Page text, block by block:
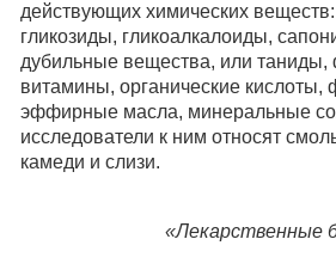
действующих химических
гликозиды, гликоалкалоиды,
дубильные вещества, или
витамины, органические кислоты,
эффирные масла, минеральные
исследователи к ним относят
камеди и слизи.
«Лекарственные